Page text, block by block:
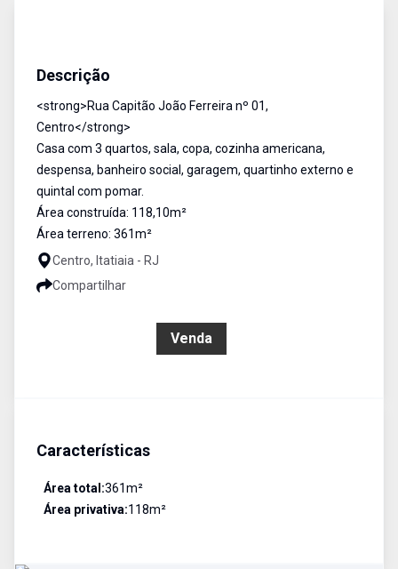
Descrição
<strong>Rua Capitão João Ferreira nº 01,
Centro</strong>
Casa com 3 quartos, sala, copa, cozinha americana,
despensa, banheiro social, garagem, quartinho externo e
quintal com pomar.
Área construída: 118,10m²
Área terreno: 361m²
Centro, Itatiaia - RJ
Compartilhar
Venda
Características
Área total:361m²
Área privativa:118m²